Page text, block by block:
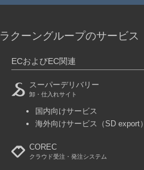
ラクーングループのサービス
ECおよびEC関連
スーパーデリバリー
卸・仕入れサイト
国内向けサービス
海外向けサービス
（SD export）
COREC
クラウド受注・発注システム